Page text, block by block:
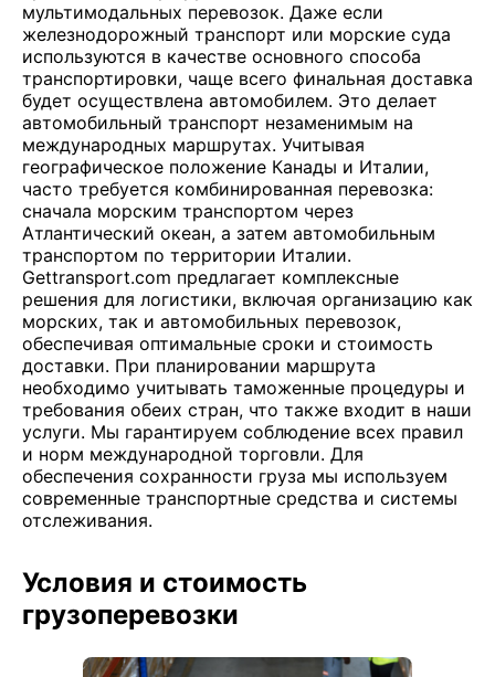
мультимодальных перевозок. Даже если
железнодорожный транспорт или морские суда
используются в качестве основного способа
транспортировки, чаще всего финальная доставка
будет осуществлена автомобилем. Это делает
автомобильный транспорт незаменимым на
международных маршрутах. Учитывая
географическое положение Канады и Италии,
часто требуется комбинированная перевозка:
сначала морским транспортом через
Атлантический океан, а затем автомобильным
транспортом по территории Италии.
Gettransport.com предлагает комплексные
решения для логистики, включая организацию как
морских, так и автомобильных перевозок,
обеспечивая оптимальные сроки и стоимость
доставки. При планировании маршрута
необходимо учитывать таможенные процедуры и
требования обеих стран, что также входит в наши
услуги. Мы гарантируем соблюдение всех правил
и норм международной торговли. Для
обеспечения сохранности груза мы используем
современные транспортные средства и системы
отслеживания.
Условия и стоимость
грузоперевозки